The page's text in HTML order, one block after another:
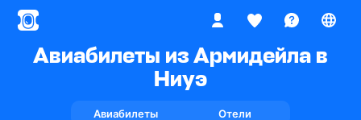
Авиабилеты из Армидейла в
Ниуэ
Авиабилеты Отели